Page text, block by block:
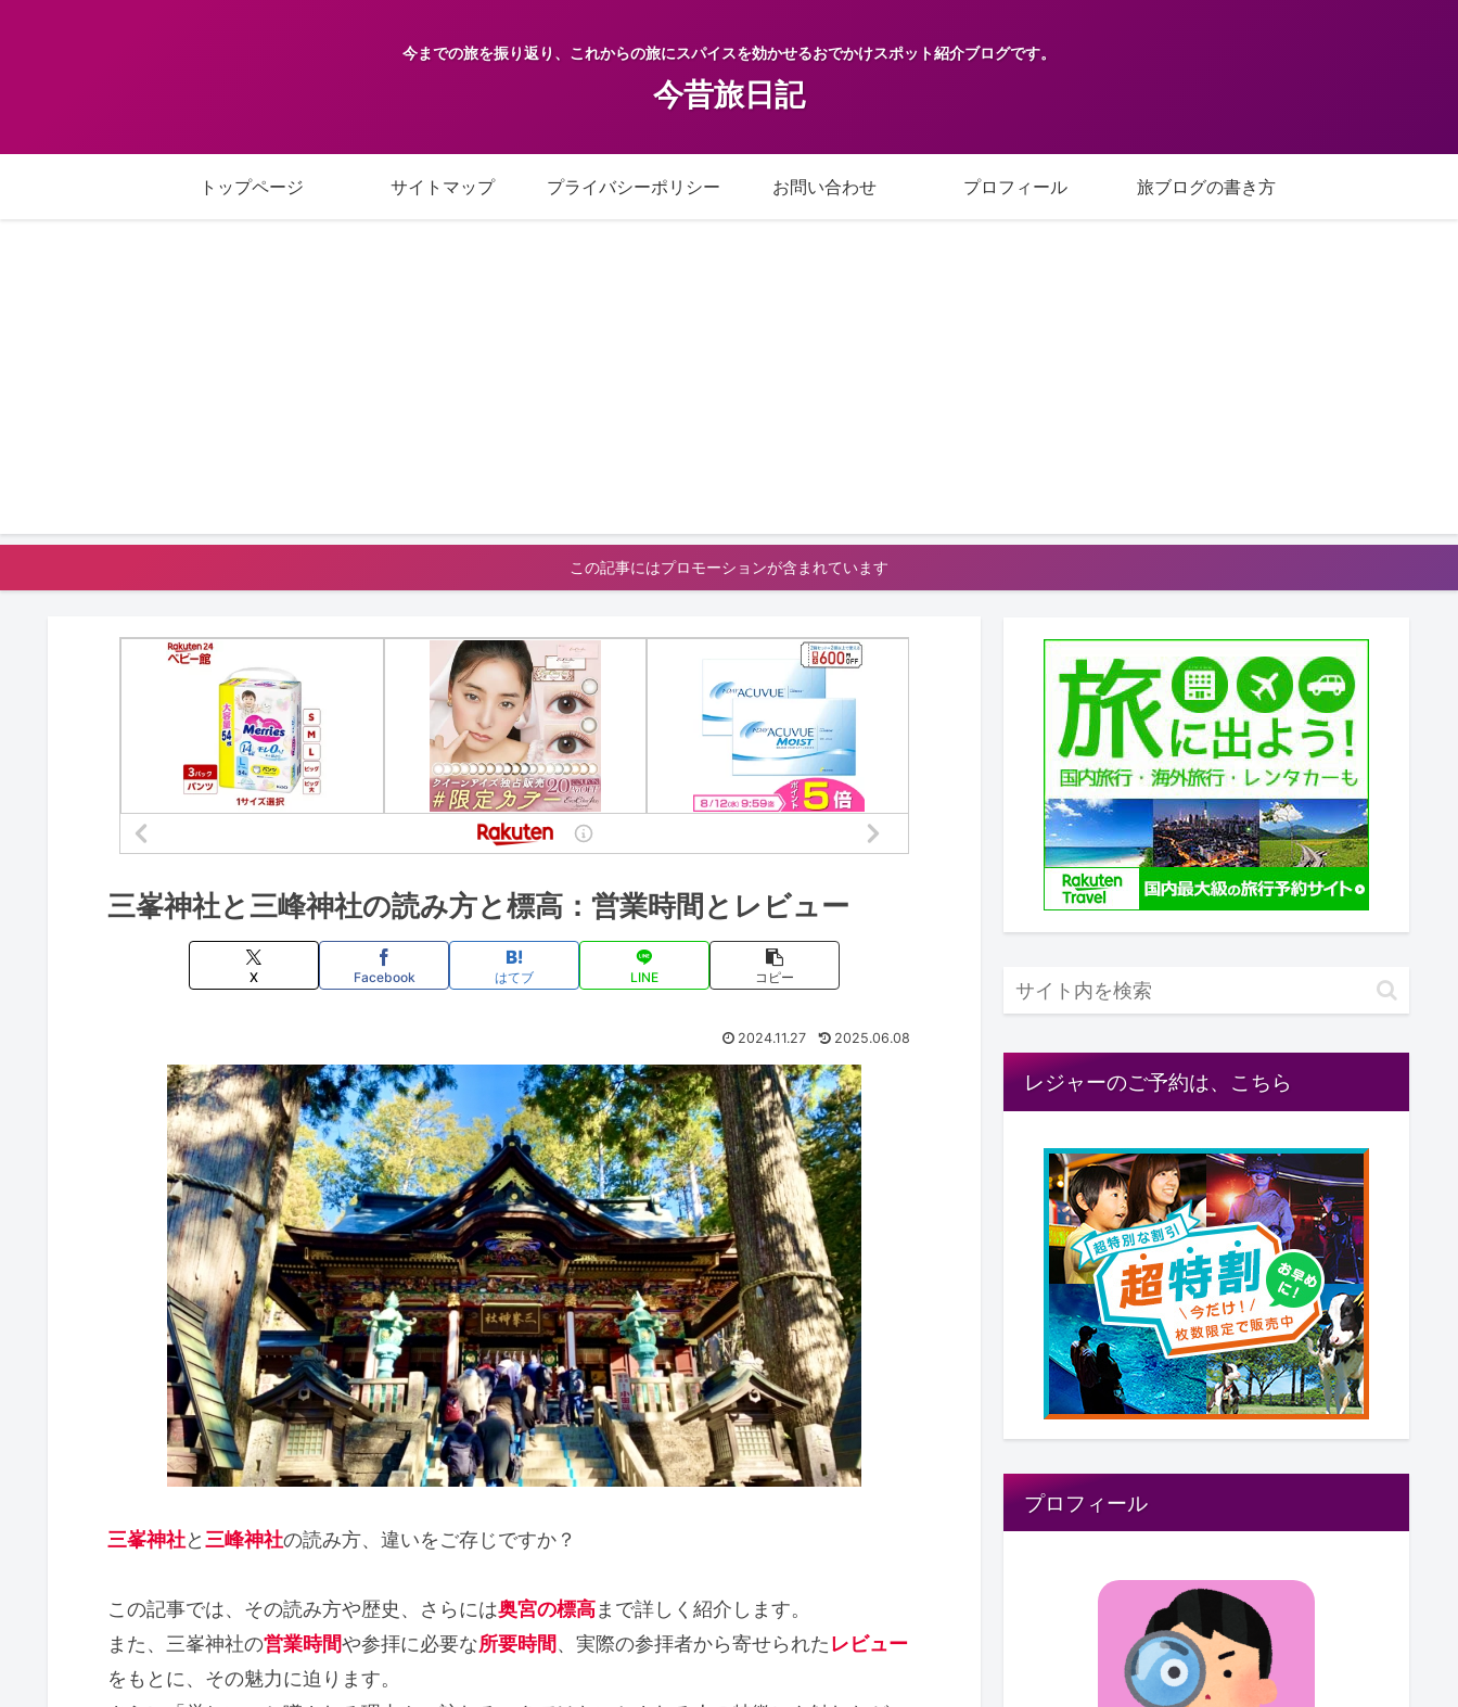
今までの旅を振り返り、これからの旅にスパイスを効かせるおでかけスポット紹介ブログです。
今昔旅日記
トップページ サイトマップ プライバシーポリシー お問い合わせ プロフィール 旅ブログの書き方
この記事にはプロモーションが含まれています
三峯神社と三峰神社の読み方と標高：営業時間とレビュー
X Facebook はてブ LINE コピー
2024.11.27 2025.06.08
三峯神社と 三峰神社の読み方、違いをご存じですか？
この記事では、その読み方や歴史、さらには奥宮の標高まで詳しく紹介します。
また、三峯神社の営業時間や参拝に必要な所要時間、実際の参拝者から寄せられたレビュー
をもとに、その魅力に迫ります。
レジャーのご予約は、こちら
プロフィール